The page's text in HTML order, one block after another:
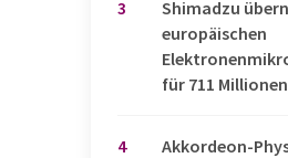
3
Shimadzu
europäischen
für 711
4
Akkordeon-